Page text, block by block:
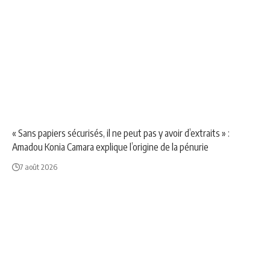
« Sans papiers sécurisés, il ne peut pas y avoir d’extraits » :
Amadou Konia Camara explique l’origine de la pénurie
7 août 2026